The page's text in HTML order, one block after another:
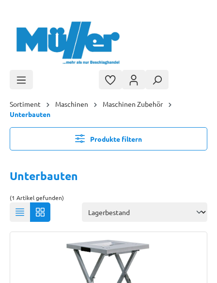
Sortiment Maschinen
Maschinen Zubehör
Unterbauten
Produkte filtern
Unterbauten
(1 Artikel gefunden)